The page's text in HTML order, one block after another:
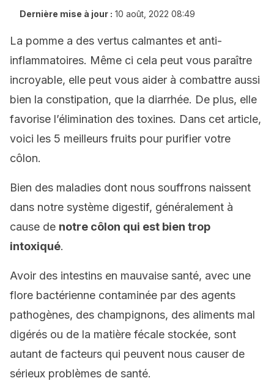
Dernière mise à jour : 10 août, 2022 08:49
La pomme a des vertus calmantes et anti-
inflammatoires. Même ci cela peut vous paraître
incroyable, elle peut vous aider à combattre aussi
bien la constipation, que la diarrhée. De plus, elle
favorise l’élimination des toxines. Dans cet article,
voici les 5 meilleurs fruits pour purifier votre
côlon.
Bien des maladies dont nous souffrons naissent
dans notre système digestif, généralement à
cause de notre côlon qui est bien trop
intoxiqué.
Avoir des intestins en mauvaise santé, avec une
flore bactérienne contaminée par des agents
pathogènes, des champignons, des aliments mal
digérés ou de la matière fécale stockée, sont
autant de facteurs qui peuvent nous causer de
sérieux problèmes de santé.